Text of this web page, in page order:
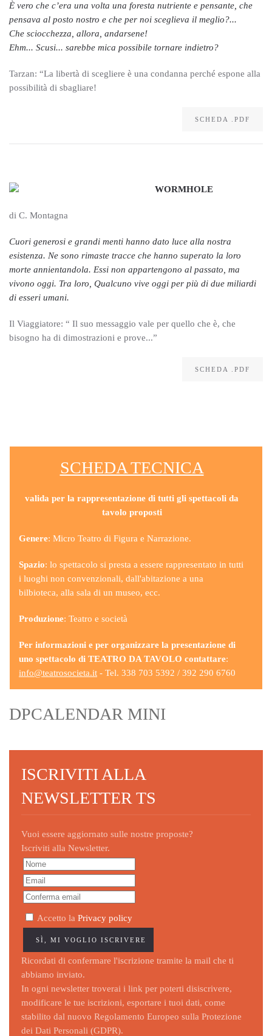
È vero che c’era una volta una foresta nutriente e pensante, che
pensava al posto nostro e che per noi sceglieva il meglio?...
Che sciocchezza, allora, andarsene!
Ehm... Scusi... sarebbe mica possibile tornare indietro?
Tarzan: “La libertà di scegliere è una condanna perché espone alla
possibilità di sbagliare!
SCHEDA .PDF
WORMHOLE
di C. Montagna
Cuori generosi e grandi menti hanno dato luce alla nostra
esistenza. Ne sono rimaste tracce che hanno superato la loro
morte annientandola. Essi non appartengono al passato, ma
vivono oggi. Tra loro, Qualcuno vive oggi per più di due miliardi
di esseri umani.
Il Viaggiatore: “ Il suo messaggio vale per quello che è, che
bisogno ha di dimostrazioni e prove...”
SCHEDA .PDF
SCHEDA TECNICA
valida per la rappresentazione di tutti gli spettacoli da
tavolo proposti
Genere: Micro Teatro di Figura e Narrazione.
Spazio: lo spettacolo si presta a essere rappresentato in tutti
i luoghi non convenzionali, dall'abitazione a una
bilbioteca, alla sala di un museo, ecc.
Produzione: Teatro e società
Per informazioni e per organizzare la presentazione di
uno spettacolo di TEATRO DA TAVOLO contattare:
info@teatrosocieta.it - Tel. 338 703 5392 / 392 290 6760
DPCALENDAR MINI
ISCRIVITI ALLA
NEWSLETTER TS
Vuoi essere aggiornato sulle nostre proposte?
Iscriviti alla Newsletter.
Accetto la Privacy policy
Ricordati di confermare l'iscrizione tramite la mail che ti
abbiamo inviato.
In ogni newsletter troverai i link per poterti disiscrivere,
modificare le tue iscrizioni, esportare i tuoi dati, come
stabilito dal nuovo Regolamento Europeo sulla Protezione
dei Dati Personali (GDPR).